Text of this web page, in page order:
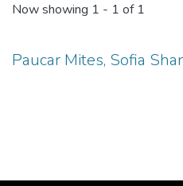
Now showing 1 - 1 of 1
Paucar Mites, Sofia